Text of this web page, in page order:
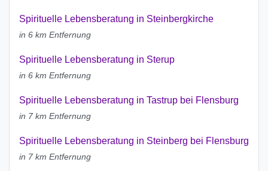
Spirituelle Lebensberatung in Steinbergkirche
in 6 km Entfernung
Spirituelle Lebensberatung in Sterup
in 6 km Entfernung
Spirituelle Lebensberatung in Tastrup bei Flensburg
in 7 km Entfernung
Spirituelle Lebensberatung in Steinberg bei Flensburg
in 7 km Entfernung